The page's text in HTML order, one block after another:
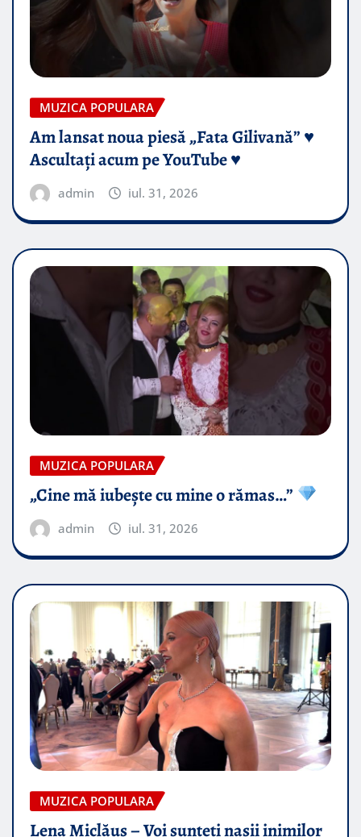
MUZICA POPULARA
Am lansat noua piesă „Fata Gilivană” ♥️
Ascultați acum pe YouTube ♥️
admin iul. 31, 2026
MUZICA POPULARA
„Cine mă iubește cu mine o rămas…”
admin iul. 31, 2026
MUZICA POPULARA
Lena Miclăuș – Voi sunteți nașii inimilor